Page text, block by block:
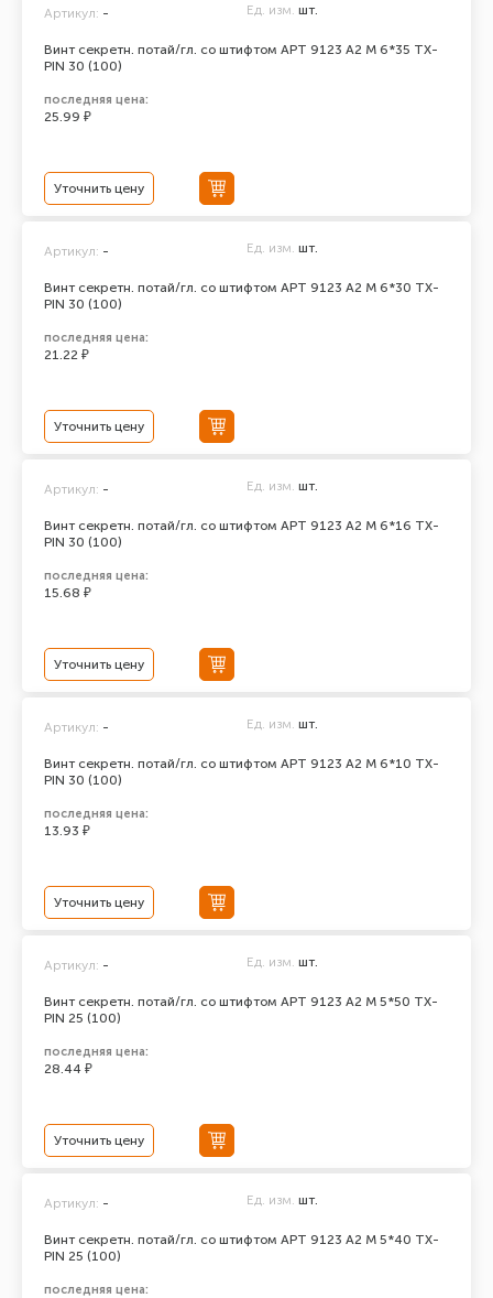
Винт секретн. потай/гл. со штифтом АРТ 9123 А2 M 6*35 TX-
PIN 30 (100)
Артикул: - Ед. изм. шт.
последняя цена:
25.99 ₽
Уточнить цену
Винт секретн. потай/гл. со штифтом АРТ 9123 А2 M 6*30 TX-
PIN 30 (100)
Артикул: - Ед. изм. шт.
последняя цена:
21.22 ₽
Уточнить цену
Винт секретн. потай/гл. со штифтом АРТ 9123 А2 M 6*16 TX-
PIN 30 (100)
Артикул: - Ед. изм. шт.
последняя цена:
15.68 ₽
Уточнить цену
Винт секретн. потай/гл. со штифтом АРТ 9123 А2 M 6*10 TX-
PIN 30 (100)
Артикул: - Ед. изм. шт.
последняя цена:
13.93 ₽
Уточнить цену
Винт секретн. потай/гл. со штифтом АРТ 9123 А2 M 5*50 TX-
PIN 25 (100)
Артикул: - Ед. изм. шт.
последняя цена:
28.44 ₽
Уточнить цену
Винт секретн. потай/гл. со штифтом АРТ 9123 А2 M 5*40 TX-
PIN 25 (100)
Артикул: - Ед. изм. шт.
последняя цена: